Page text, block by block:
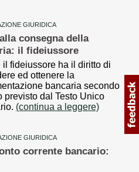
GIURIDICA
consegna della
il fideiussore
il fideiussore ha il diritto di
ed ottenere la
bancaria secondo
previsto dal Testo Unico
(continua a leggere)
GIURIDICA
corrente bancario: